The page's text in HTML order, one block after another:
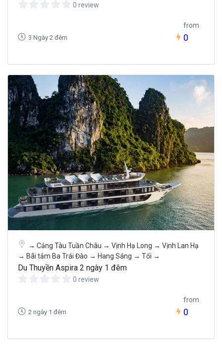
0 review
3 Ngày 2 đêm
from
0
→ Cảng Tàu Tuần Châu → Vịnh Hạ Long → Vịnh Lan Hạ
→ Bãi tắm Ba Trái Đào → Hang Sáng → Tối →
Du Thuyền Aspira 2 ngày 1 đêm
0 review
2 ngày 1 đêm
from
0